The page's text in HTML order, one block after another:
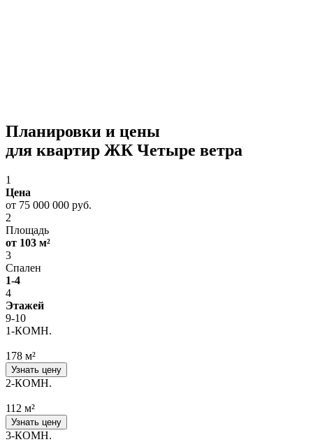
Планировки и цены
для квартир ЖК Четыре ветра
1
Цена
от 75 000 000 руб.
2
Площадь
от 103 м²
3
Спален
1-4
4
Этажей
9-10
1-КОМН.
178 м²
Узнать цену
2-КОМН.
112 м²
Узнать цену
3-КОМН.